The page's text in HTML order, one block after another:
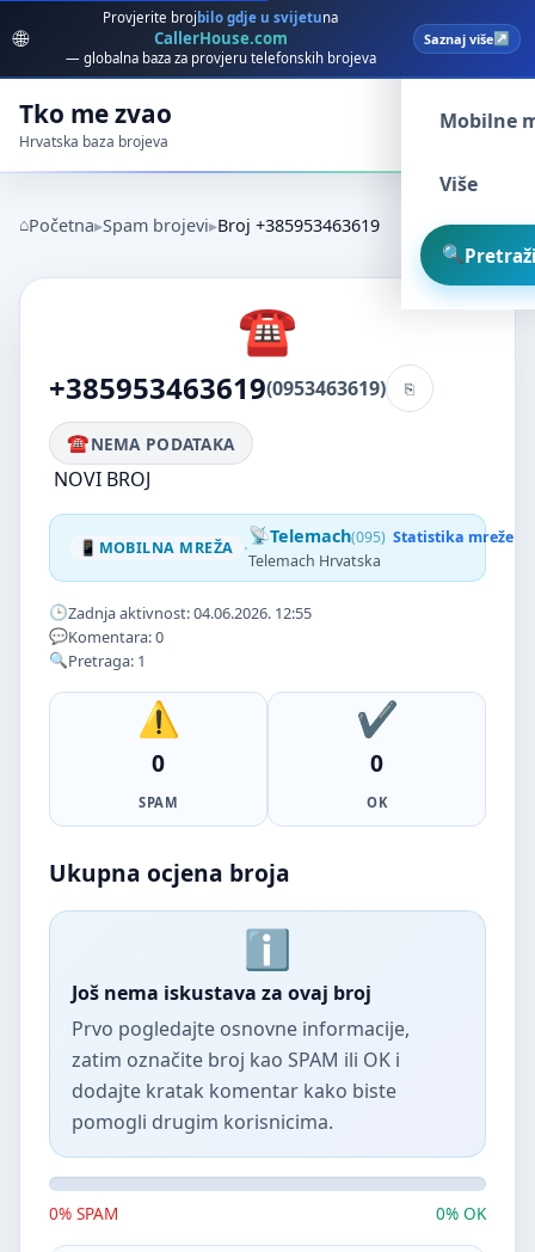
🌐
Provjerite broj bilo gdje u svijetuna
CallerHouse.com
— globalna baza za provjeru telefonskih brojeva
Saznaj više
Tko me zvao
Hrvatska baza brojeva
Spam
Mobilne
Više
Početna Spam brojevi Broj +385953463619
+385953463619(0953463619)
NEMA PODATAKA
NOVI BROJ
MOBILNA MREŽA · Telemach(095) Statistika mreže
Telemach Hrvatska
Zadnja aktivnost: 04.06.2026. 12:55
Komentara: 0
Pretraga: 1
0
SPAM
0
OK
Ukupna ocjena broja
Još nema iskustava za ovaj broj
Prvo pogledajte osnovne informacije,
zatim označite broj kao SPAM ili OK i
dodajte kratak komentar kako biste
pomogli drugim korisnicima.
0% SPAM 0% OK